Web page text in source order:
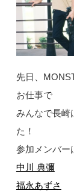
先日、
お仕事で
みんなで長崎
た！
参加メンバー
中川 典彌
福永あずさ